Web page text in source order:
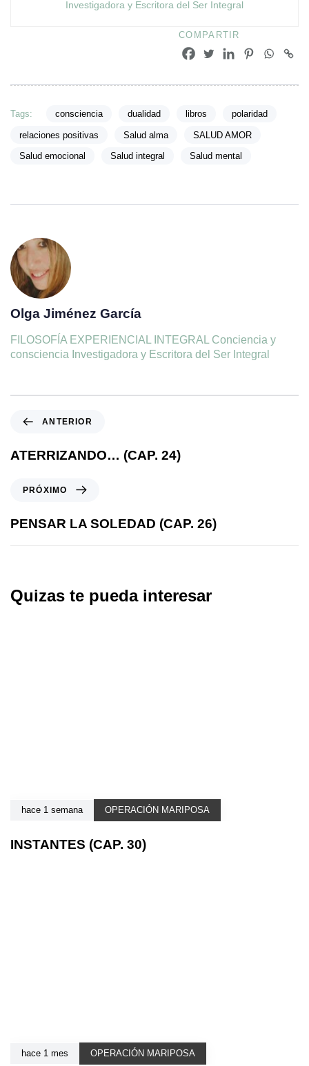
Investigadora y Escritora del Ser Integral
COMPARTIR
Tags: consciencia dualidad libros polaridad
relaciones positivas Salud alma SALUD AMOR
Salud emocional Salud integral Salud mental
Olga Jiménez García
FILOSOFÍA EXPERIENCIAL INTEGRAL Conciencia y
consciencia Investigadora y Escritora del Ser Integral
ANTERIOR
ATERRIZANDO… (CAP. 24)
PRÓXIMO
PENSAR LA SOLEDAD (CAP. 26)
Quizas te pueda interesar
hace 1 semana OPERACIÓN MARIPOSA
INSTANTES (CAP. 30)
hace 1 mes OPERACIÓN MARIPOSA